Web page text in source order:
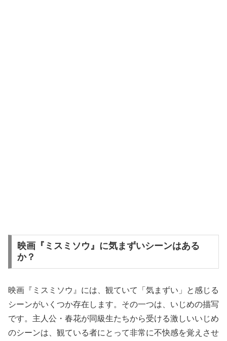
映画『ミスミソウ』に気まずいシーンはある
か？
映画『ミスミソウ』には、観ていて「気まずい」と感じる
シーンがいくつか存在します。その一つは、いじめの描写
です。主人公・春花が同級生たちから受ける激しいいじめ
のシーンは、観ている者にとって非常に不快感を覚えさせ